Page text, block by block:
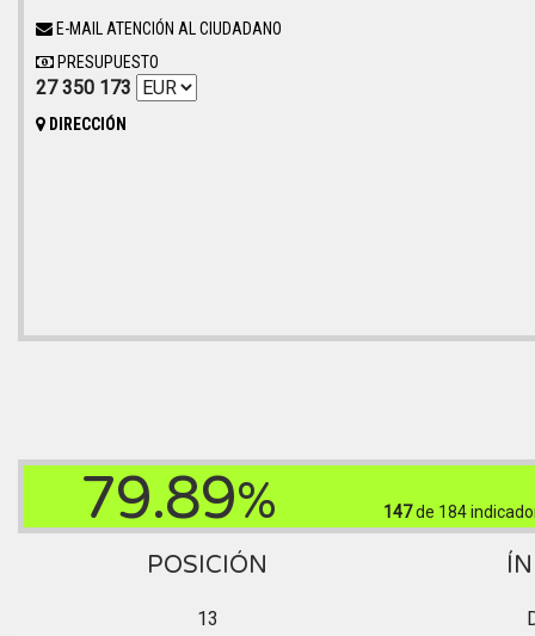
E-MAIL ATENCIÓN AL CIUDADANO
PRESUPUESTO
27 350 173
DIRECCIÓN
79.89% 147de 184
POSICIÓN
13